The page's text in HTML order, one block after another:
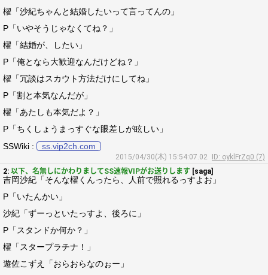
櫂「沙紀ちゃんと結婚したいって言ってんの」
P「いやそうじゃなくてね？」
櫂「結婚が、したい」
P「俺となら大歓迎なんだけどね？」
櫂「冗談はスカウト方法だけにしてね」
P「割と本気なんだが」
櫂「あたしも本気だよ？」
P「ちくしょうまっすぐな眼差しが眩しい」
SSWiki :
ss.vip2ch.com
2015/04/30(木) 15:54:07.02
ID: oyklFrZq0 (7)
2: 以下、名無しにかわりましてSS速報VIPがお送りします [saga]
吉岡沙紀「そんな櫂くんったら、人前で照れるっすよお」
P「いたんかい」
沙紀「ずーっといたっすよ、後ろに」
P「スタンドか何か？」
櫂「スタープラチナ！」
遊佐こずえ「おらおらなのぉー」